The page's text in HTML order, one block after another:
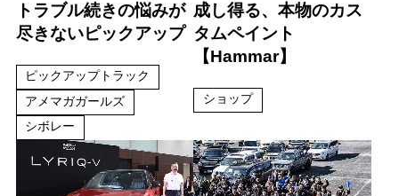
トラブル続きの悩みが
尽きないピックアップ
ピックアップトラック
アメマガガールズ
シボレー
成し得る、本物のカス
タムペイント
【Hammar】
ショップ